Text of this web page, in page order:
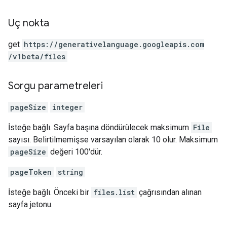
Uç nokta
get https: / /generativelanguage.googleapis.com
/v1beta/files
Sorgu parametreleri
pageSize integer
İsteğe bağlı. Sayfa başına döndürülecek maksimum File
sayısı. Belirtilmemişse varsayılan olarak 10 olur. Maksimum
pageSize değeri 100'dür.
pageToken string
İsteğe bağlı. Önceki bir files.list çağrısından alınan
sayfa jetonu.